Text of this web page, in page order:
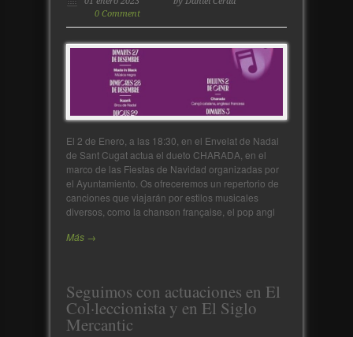
0 Comment
El 2 de Enero, a las 18:30, en el Envelat de Nadal
de Sant Cugat actua el dueto CHARADA, en el
marco de las Fiestas de Navidad organizadas por
el Ayuntamiento. Os ofreceremos un repertorio de
canciones que viajarán por estilos musicales
diversos, como la chanson française, el pop angl
Más →
Seguimos con actuaciones en El
Col·leccionista y en El Siglo
Mercantic